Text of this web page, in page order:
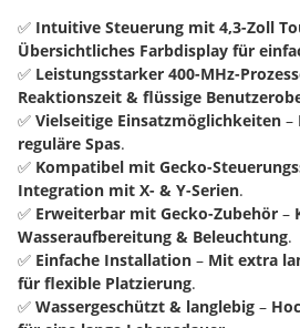
✅ Intuitive Steuerung mit 4,3-Zoll
Übersichtliches Farbdisplay für
✅ Leistungsstarker 400-MHz-
Reaktionszeit & flüssige
✅ Vielseitige Einsatzmöglichkeiten –
reguläre Spas.
✅ Kompatibel mit Gecko-
Integration mit X- & Y-Serien.
✅ Erweiterbar mit Gecko-Zubehör –
Wasseraufbereitung & Beleuchtung.
✅ Einfache Installation – Mit extra
für flexible Platzierung.
✅ Wassergeschützt & langlebig –